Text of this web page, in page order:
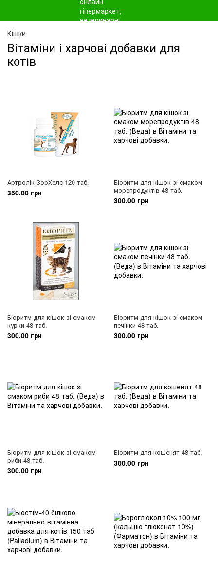
Кішки
Вітаміни і харчові добавки для
котів
Артролік ЗооХелс 120 таб.
350.00 грн
Біоритм для кішок зі смаком
морепродуктів 48 таб.
300.00 грн
Біоритм для кішок зі смаком
курки 48 таб.
300.00 грн
Біоритм для кішок зі смаком
печінки 48 таб.
300.00 грн
Біоритм для кішок зі смаком
риби 48 таб.
300.00 грн
Біоритм для кошенят 48 таб.
300.00 грн